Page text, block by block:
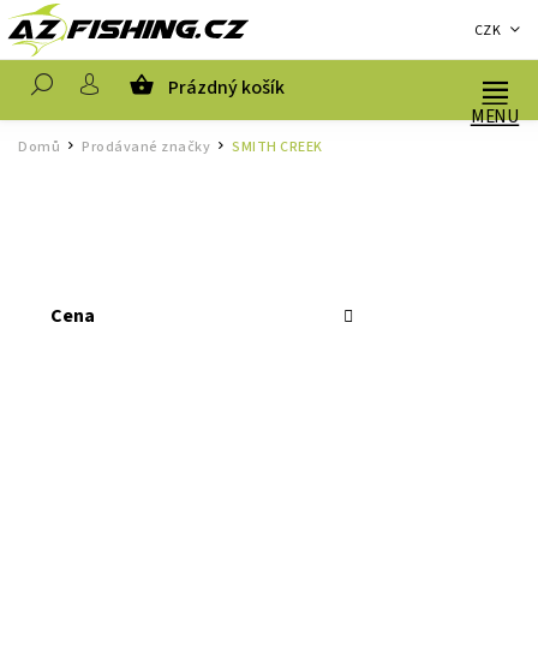
CZK
Prázdný košík
Domů / Prodávané značky / SMITH CREEK